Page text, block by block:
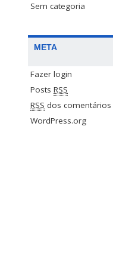
Sem categoria
META
Fazer login
Posts RSS
RSS dos comentários
WordPress.org